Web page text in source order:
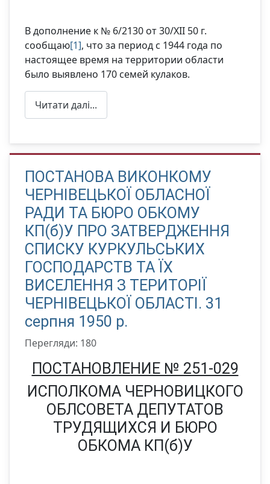
В дополнение к № 6/2130 от 30/ХІІ 50 г.
сообщаю[1], что за период с 1944 года по
настоящее время на территории области
было выявлено 170 семей кулаков.
Читати далі...
ПОСТАНОВА ВИКОНКОМУ
ЧЕРНІВЕЦЬКОЇ ОБЛАСНОЇ
РАДИ ТА БЮРО ОБКОМУ
КП(б)У ПРО ЗАТВЕРДЖЕННЯ
СПИСКУ КУРКУЛЬСЬКИХ
ГОСПОДАРСТВ ТА ЇХ
ВИСЕЛЕННЯ З ТЕРИТОРІЇ
ЧЕРНІВЕЦЬКОЇ ОБЛАСТІ. 31
серпня 1950 р.
Перегляди: 180
ПОСТАНОВЛЕНИЕ № 251-029
ИСПОЛКОМА ЧЕРНОВИЦКОГО
ОБЛСОВЕТА ДЕПУТАТОВ
ТРУДЯЩИХСЯ И БЮРО
ОБКОМА КП(б)У